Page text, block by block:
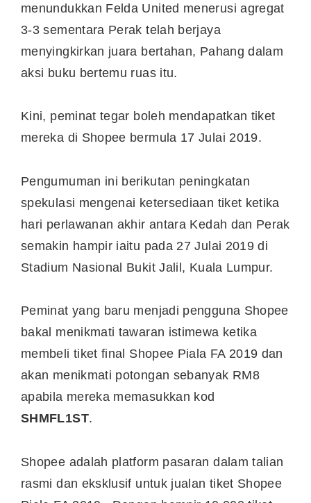
menundukkan Felda United menerusi agregat
3-3 sementara Perak telah berjaya
menyingkirkan juara bertahan, Pahang dalam
aksi buku bertemu ruas itu.
Kini, peminat tegar boleh mendapatkan tiket
mereka di Shopee bermula 17 Julai 2019.
Pengumuman ini berikutan peningkatan
spekulasi mengenai ketersediaan tiket ketika
hari perlawanan akhir antara Kedah dan Perak
semakin hampir iaitu pada 27 Julai 2019 di
Stadium Nasional Bukit Jalil, Kuala Lumpur.
Peminat yang baru menjadi pengguna Shopee
bakal menikmati tawaran istimewa ketika
membeli tiket final Shopee Piala FA 2019 dan
akan menikmati potongan sebanyak RM8
apabila mereka memasukkan kod
SHMFL1ST.
Shopee adalah platform pasaran dalam talian
rasmi dan eksklusif untuk jualan tiket Shopee